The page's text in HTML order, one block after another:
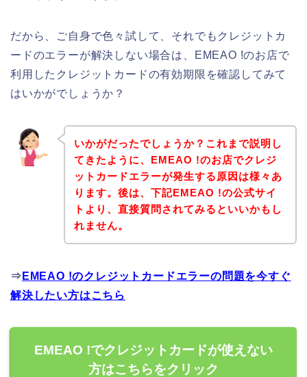
だから、ご自身で色々試して、それでもクレジットカ
ードのエラーが解決しない場合は、EMEAO !のお店で
利用したクレジットカードの有効期限を確認してみて
はいかがでしょうか？
いかがだったでしょうか？これまで説明し
てきたように、EMEAO !のお店でクレジ
ットカードエラーが発生する原因は様々あ
ります。後は、下記EMEAO !の公式サイ
トより、直接質問されてみるといいかもし
れません。
⇒ EMEAO !のクレジットカードエラーの問題を今すぐ
解決したい方はこちら
EMEAO !でクレジットカードが使えない
方はこちらをクリック